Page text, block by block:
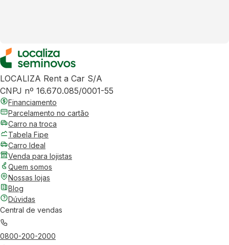
LOCALIZA Rent a Car S/A
CNPJ nº 16.670.085/0001-55
Financiamento
Parcelamento no cartão
Carro na troca
Tabela Fipe
Carro Ideal
Venda para lojistas
Quem somos
Nossas lojas
Blog
Dúvidas
Central de vendas
0800-200-2000